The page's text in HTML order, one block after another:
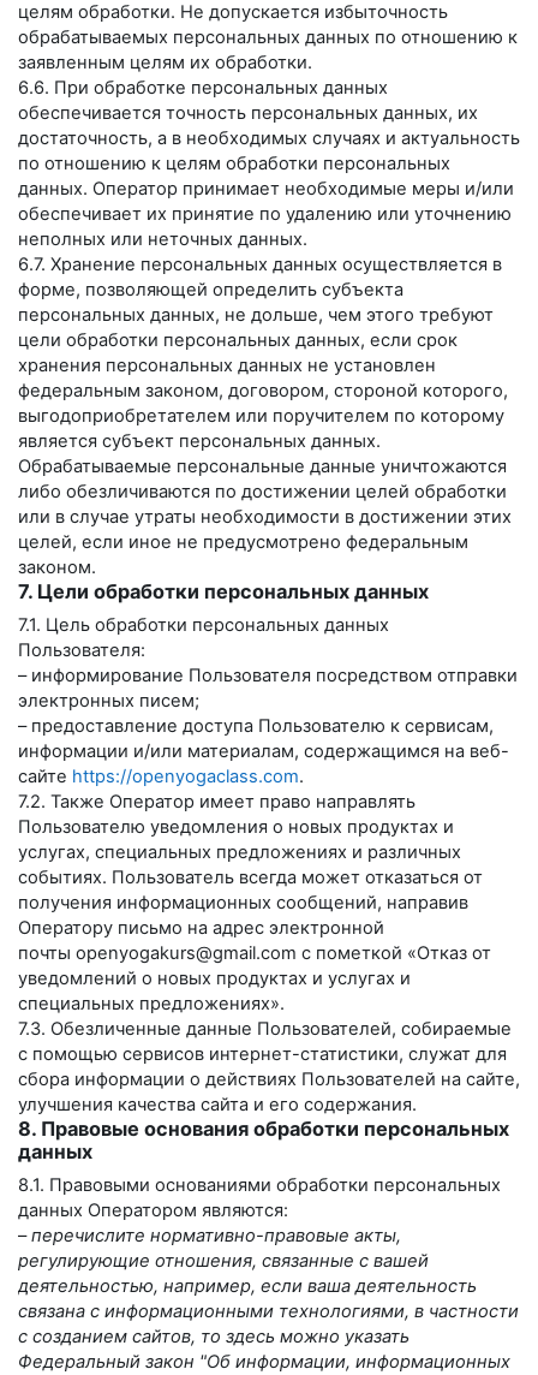
целям обработки. Не допускается избыточность
обрабатываемых персональных данных по отношению к
заявленным целям их обработки.
6.6. При обработке персональных данных
обеспечивается точность персональных данных, их
достаточность, а в необходимых случаях и актуальность
по отношению к целям обработки персональных
данных. Оператор принимает необходимые меры и/или
обеспечивает их принятие по удалению или уточнению
неполных или неточных данных.
6.7. Хранение персональных данных осуществляется в
форме, позволяющей определить субъекта
персональных данных, не дольше, чем этого требуют
цели обработки персональных данных, если срок
хранения персональных данных не установлен
федеральным законом, договором, стороной которого,
выгодоприобретателем или поручителем по которому
является субъект персональных данных.
Обрабатываемые персональные данные уничтожаются
либо обезличиваются по достижении целей обработки
или в случае утраты необходимости в достижении этих
целей, если иное не предусмотрено федеральным
законом.
7. Цели обработки персональных данных
7.1. Цель обработки персональных данных
Пользователя:
– информирование Пользователя посредством отправки
электронных писем;
– предоставление доступа Пользователю к сервисам,
информации и/или материалам, содержащимся на веб-
сайте https://openyogaclass.com.
7.2. Также Оператор имеет право направлять
Пользователю уведомления о новых продуктах и
услугах, специальных предложениях и различных
событиях. Пользователь всегда может отказаться от
получения информационных сообщений, направив
Оператору письмо на адрес электронной
почты openyogakurs@gmail.com с пометкой «Отказ от
уведомлений о новых продуктах и услугах и
специальных предложениях».
7.3. Обезличенные данные Пользователей, собираемые
с помощью сервисов интернет-статистики, служат для
сбора информации о действиях Пользователей на сайте,
улучшения качества сайта и его содержания.
8. Правовые основания обработки персональных
данных
8.1. Правовыми основаниями обработки персональных
данных Оператором являются:
–перечислите нормативно-правовые акты,
регулирующие отношения, связанные с вашей
деятельностью, например, если ваша деятельность
связана с информационными технологиями, в частности
с созданием сайтов, то здесь можно указать
Федеральный закон "Об информации, информационных